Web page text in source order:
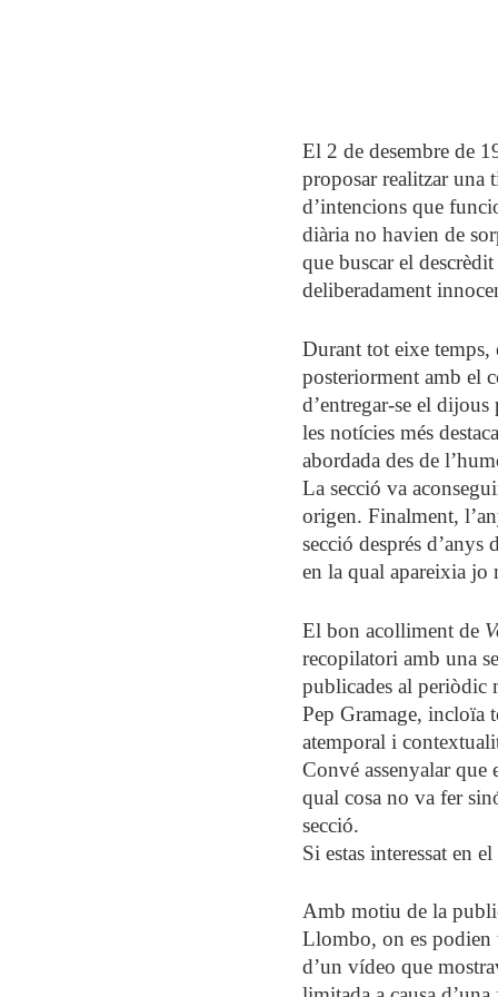
El 2 de desembre de
proposar realitzar una
d’intencions que
diària no havien de
que buscar el
deliberadament
Durant tot eixe
posteriorment amb el
d’entregar-se el
les notícies més
abordada des de
La secció va
origen. Finalment,
secció després
en la qual apareixia jo
El bon acolliment de
recopilatori amb una
publicades al periòdic
Pep Gramage, incloïa
atemporal i
Convé assenyalar que
qual cosa no va fer
secció.
Si estas interessat en
Amb motiu de la
Llombo, on es podien
d’un vídeo que